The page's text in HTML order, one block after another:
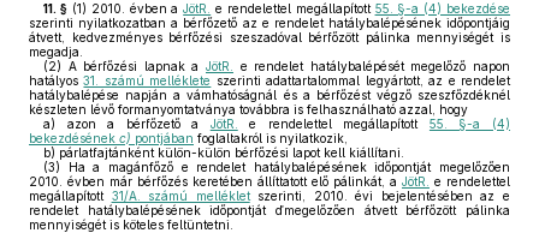
11. § (1) 2010. évben aJötR. e rendelettel megállapított 55. §-a (4) bekezdése
szerinti nyilatkozatban a bérfőzető az e rendelet hatálybalépésének időpontjáig
átvett, kedvezményes bérfőzési szeszadóval bérfőzött pálinka mennyiségét is
megadja.
(2) A bérfőzési lapnak a JötR.
e rendelet hatálybalépését megelőző napon
hatályos31. számú melléklete szerinti adattartalommal legyártott, az e rendelet
hatálybalépése napján a vámhatóságnál és a bérfőzést végző szeszfőzdéknél
készleten lévő formanyomtatványa továbbra is felhasználható azzal, hogy
a) azon a bérfőzető a JötR. e rendelettel megállapított 55. §-a (4)
bekezdésének c) pontjában foglaltakról is nyilatkozik,
b) párlatfajtánként külön-külön bérfőzési lapot kell kiállítani.
(3) Ha a magánfőző e rendelet hatálybalépésének időpontját megelőzően
2010. évben már bérfőzés keretében állíttatott elő pálinkát, a JötR.
e rendelettel
megállapított 31/A. számú mellékletszerinti, 2010. évi bejelentésében az e
rendelet hatálybalépésének időpontját ďmegelőzően átvett bérfőzött pálinka
mennyiségét is köteles feltüntetni.